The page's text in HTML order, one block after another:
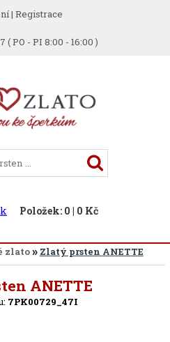
| Registrace
( PO - PI 8:00 - 16:00 )
Položek: 0 | 0 Kč
zlato» Zlatý prsten ANETTE
ANETTE
7PK00729_47I